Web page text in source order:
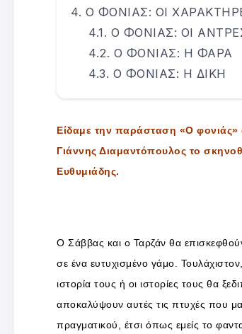
Ο ΦΟΝΙΑΣ: ΟΙ
Ο ΦΟΝΙΑΣ: ΟΙ
Ο ΦΟΝΙΑΣ: Η ΦΑΡΑ
Ο ΦΟΝΙΑΣ: Η ΔΙΚΗ
Είδαμε την παράσταση «Ο
Γιάννης Διαμαντόπουλος το
Ευθυμιάδης.
Ο Σάββας και ο Ταρζάν θα
σε ένα ευτυχισμένο γάμο.
ιστορία τους ή οι ιστορίες τους θα
αποκαλύψουν αυτές τις πτυχές που
πραγματικού, έτσι όπως εμείς το